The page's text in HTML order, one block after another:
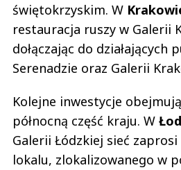
świętokrzyskim. W
restauracja ruszy w Galerii
dołączając do działających
Serenadzie oraz Galerii
Kolejne inwestycje
północną część kraju. W
Galerii Łódzkiej sieć
lokalu, zlokalizowanego w